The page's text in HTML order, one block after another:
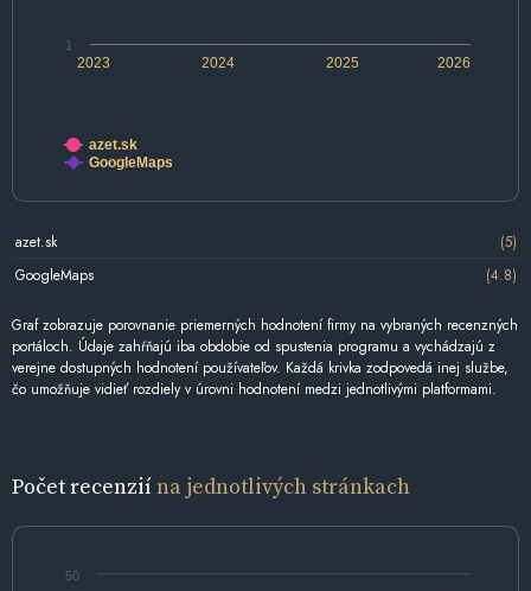
2024 2026
2023 2025
1
azet.sk
GoogleMaps
azet.sk
(5)
GoogleMaps
(4.8)
Graf zobrazuje porovnanie priemerných hodnotení firmy na vybraných recenzných
portáloch. Údaje zahŕňajú iba obdobie od spustenia programu a vychádzajú z
verejne dostupných hodnotení používateľov. Každá krivka zodpovedá inej službe,
čo umožňuje vidieť rozdiely v úrovni hodnotení medzi jednotlivými platformami.
Počet recenziína jednotlivých stránkach
50